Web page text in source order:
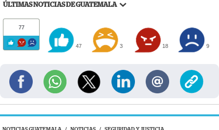
ÚLTIMAS NOTICIAS DE GUATEMALA
77
47 3 18 9